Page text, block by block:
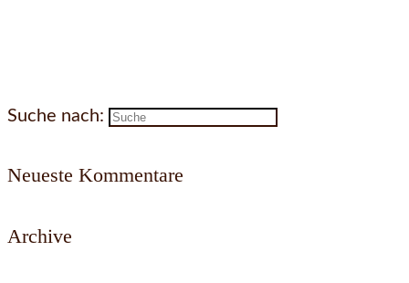
Suche nach:
Neueste Kommentare
Archive